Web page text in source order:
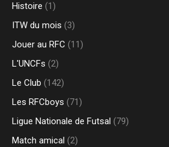
Histoire (1)
ITW du mois (3)
Jouer au RFC (11)
L'UNCFs (2)
Le Club (142)
Les RFCboys (71)
Ligue Nationale de Futsal (79)
Match amical (2)